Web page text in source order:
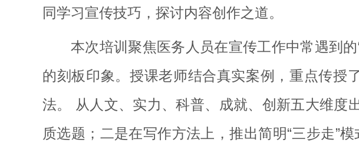
同学习宣传技巧，探讨内容创作之道。
本次培训聚焦医务人员在宣传工作中常遇到
的刻板印象。授课老师结合真实案例，重点传授
法。 从人文、实力、科普、成就、创新五大维度
质选题；二是在写作方法上，推出简明“三步走”